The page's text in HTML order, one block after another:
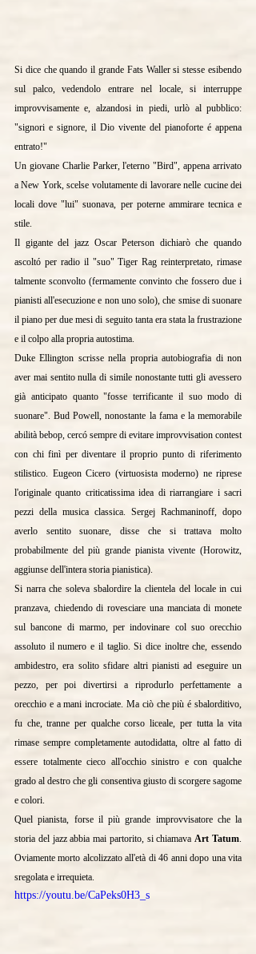
Si dice che quando il grande Fats Waller si stesse esibendo
sul palco, vedendolo entrare nel locale, si interruppe
improvvisamente e, alzandosi in piedi, urlò al pubblico:
"signori e signore, il Dio vivente del pianoforte é appena
entrato!"
Un giovane Charlie Parker, l'eterno "Bird", appena arrivato
a New York, scelse volutamente di lavorare nelle cucine dei
locali dove "lui" suonava, per poterne ammirare tecnica e
stile.
Il gigante del jazz Oscar Peterson dichiarò che quando
ascoltó per radio il "suo" Tiger Rag reinterpretato, rimase
talmente sconvolto (fermamente convinto che fossero due i
pianisti all'esecuzione e non uno solo), che smise di suonare
il piano per due mesi di seguito tanta era stata la frustrazione
e il colpo alla propria autostima.
Duke Ellington scrisse nella propria autobiografia di non
aver mai sentito nulla di simile nonostante tutti gli avessero
già anticipato quanto "fosse terrificante il suo modo di
suonare". Bud Powell, nonostante la fama e la memorabile
abilità bebop, cercó sempre di evitare improvvisation contest
con chi finì per diventare il proprio punto di riferimento
stilistico. Eugeon Cicero (virtuosista moderno) ne riprese
l'originale quanto criticatissima idea di riarrangiare i sacri
pezzi della musica classica. Sergej Rachmaninoff, dopo
averlo sentito suonare, disse che si trattava molto
probabilmente del più grande pianista vivente (Horowitz,
aggiunse dell'intera storia pianistica).
Si narra che soleva sbalordire la clientela del locale in cui
pranzava, chiedendo di rovesciare una manciata di monete
sul bancone di marmo, per indovinare col suo orecchio
assoluto il numero e il taglio. Si dice inoltre che, essendo
ambidestro, era solito sfidare altri pianisti ad eseguire un
pezzo, per poi divertirsi a riprodurlo perfettamente a
orecchio e a mani incrociate. Ma ciò che più é sbalorditivo,
fu che, tranne per qualche corso liceale, per tutta la vita
rimase sempre completamente autodidatta, oltre al fatto di
essere totalmente cieco all'occhio sinistro e con qualche
grado al destro che gli consentiva giusto di scorgere sagome
e colori.
Quel pianista, forse il più grande improvvisatore che la
storia del jazz abbia mai partorito, si chiamava Art Tatum.
Oviamente morto alcolizzato all'età di 46 anni dopo una vita
sregolata e irrequieta.
https://youtu.be/CaPeks0H3_s